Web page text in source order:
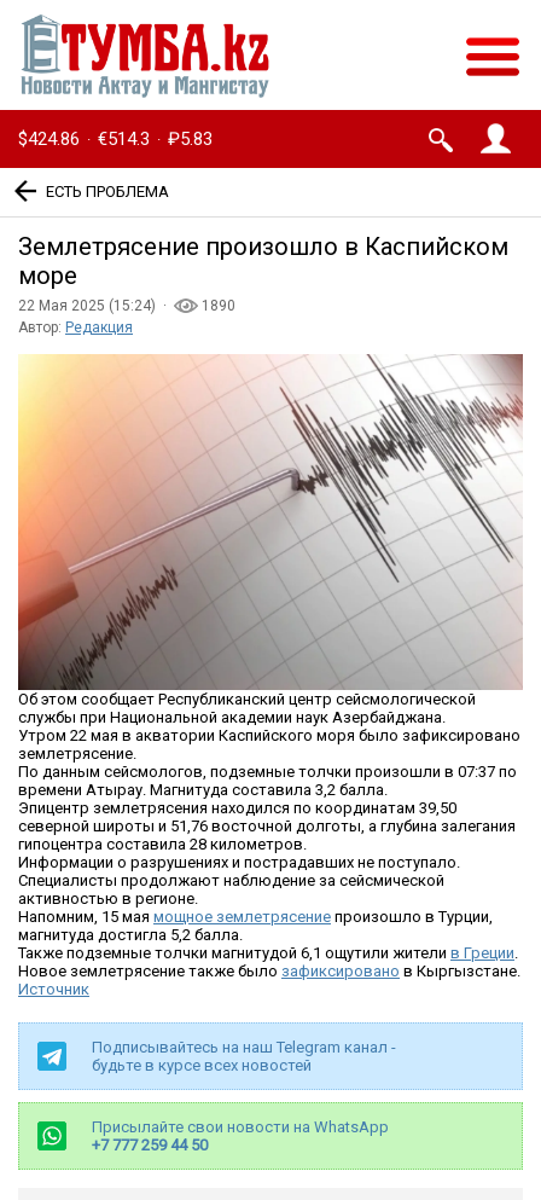
$424.86 · €514.3 · ₽5.83
ЕСТЬ ПРОБЛЕМА
Землетрясение произошло в Каспийском
море
22 Мая 2025 (15:24) ·
1890
Автор: Редакция
Об этом сообщает Республиканский центр сейсмологической
службы при Национальной академии наук Азербайджана.
Утром 22 мая в акватории Каспийского моря было зафиксировано
землетрясение.
По данным сейсмологов, подземные толчки произошли в 07:37 по
времени Атырау. Магнитуда составила 3,2 балла.
Эпицентр землетрясения находился по координатам 39,50
северной широты и 51,76 восточной долготы, а глубина залегания
гипоцентра составила 28 километров.
Информации о разрушениях и пострадавших не поступало.
Специалисты продолжают наблюдение за сейсмической
активностью в регионе.
Напомним, 15 мая мощное землетрясение произошло в Турции,
магнитуда достигла 5,2 балла.
Также подземные толчки магнитудой 6,1 ощутили жители в Греции
Новое землетрясение также было зафиксировано в Кыргызстане.
Источник
Подписывайтесь на наш Telegram канал -
будьте в курсе всех новостей
Присылайте свои новости на WhatsApp
+7 777 259 44 50